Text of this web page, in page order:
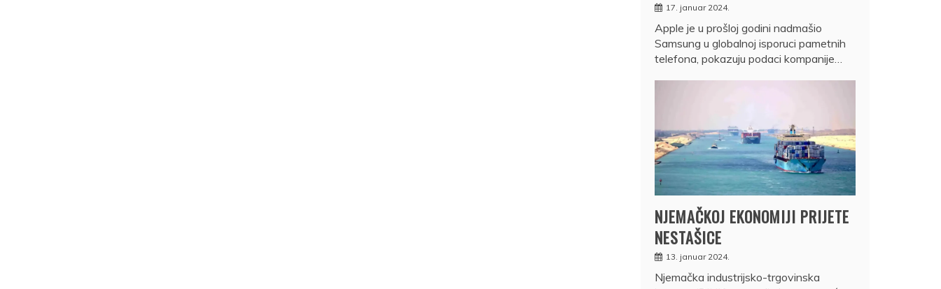
17. januar 2024.
Apple je u prošloj godini nadmašio
Samsung u globalnoj isporuci pametnih
telefona, pokazuju podaci kompanije…
NJEMAČKOJ EKONOMIJI PRIJETE
NESTAŠICE
13. januar 2024.
Njemačka industrijsko-trgovinska